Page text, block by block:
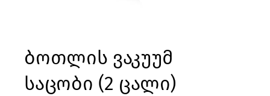
ბოთლის ვაკუუმ
საცობი (2 ცალი)